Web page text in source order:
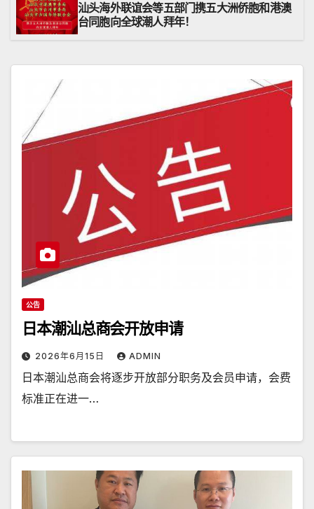
汕头海外联谊会等五部门携五大洲侨胞和港澳
台同胞向全球潮人拜年！
公告
日本潮汕总商会开放申请
2026年6月15日 ADMIN
日本潮汕总商会将逐步开放部分职务及会员申请，会费
标准正在进一…